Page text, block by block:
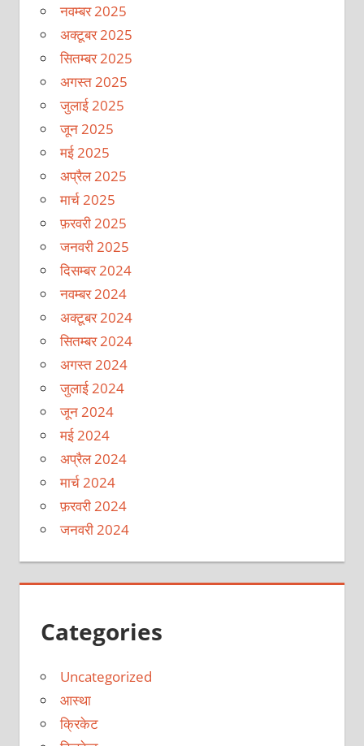
नवम्बर 2025
अक्टूबर 2025
सितम्बर 2025
अगस्त 2025
जुलाई 2025
जून 2025
मई 2025
अप्रैल 2025
मार्च 2025
फ़रवरी 2025
जनवरी 2025
दिसम्बर 2024
नवम्बर 2024
अक्टूबर 2024
सितम्बर 2024
अगस्त 2024
जुलाई 2024
जून 2024
मई 2024
अप्रैल 2024
मार्च 2024
फ़रवरी 2024
जनवरी 2024
Categories
Uncategorized
आस्था
क्रिकेट